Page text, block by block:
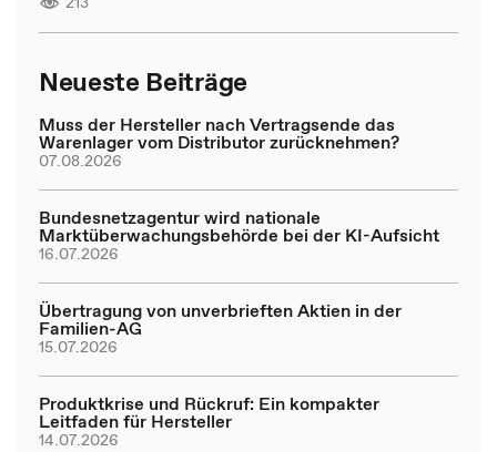
Neueste Beiträge
Muss der Hersteller nach Vertragsende das
Warenlager vom Distributor zurücknehmen?
07.08.2026
Bundesnetzagentur wird nationale
Marktüberwachungsbehörde bei der KI-Aufsicht
16.07.2026
Übertragung von unverbrieften Aktien in der
Familien-AG
15.07.2026
Produktkrise und Rückruf: Ein kompakter
Leitfaden für Hersteller
14.07.2026